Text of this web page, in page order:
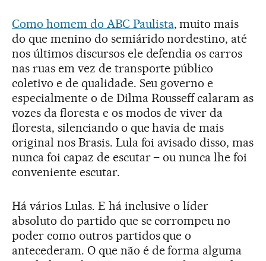
Como homem do ABC Paulista, muito mais
do que menino do semiárido nordestino, até
nos últimos discursos ele defendia os carros
nas ruas em vez de transporte público
coletivo e de qualidade. Seu governo e
especialmente o de Dilma Rousseff calaram as
vozes da floresta e os modos de viver da
floresta, silenciando o que havia de mais
original nos Brasis. Lula foi avisado disso, mas
nunca foi capaz de escutar – ou nunca lhe foi
conveniente escutar.
Há vários Lulas. E há inclusive o líder
absoluto do partido que se corrompeu no
poder como outros partidos que o
antecederam. O que não é de forma alguma